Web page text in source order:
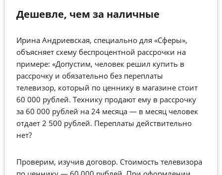
Дешевле, чем за наличные
Ирина Андриевская, специально для «Сферы»,
объясняет схему беспроцентной рассрочки на
примере: «Допустим, человек решил купить в
рассрочку и обязательно без переплаты
телевизор, который по ценнику в магазине стоит
60 000 рублей. Технику продают ему в рассрочку
за 60 000 рублей на 24 месяца — в месяц человек
отдает 2 500 рублей. Переплаты действительно
нет?
Проверим, изучив договор. Стоимость телевизора